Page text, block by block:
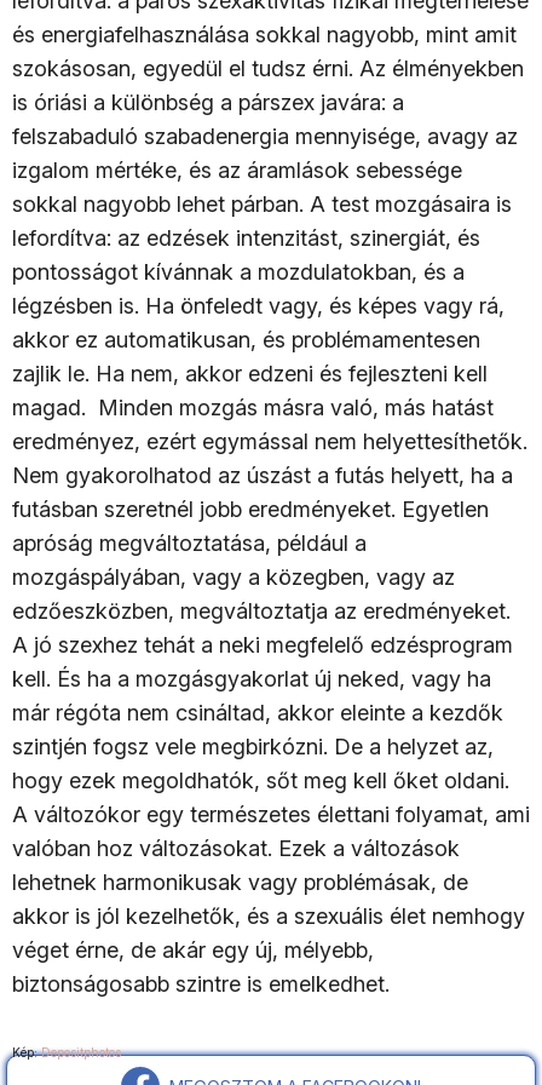
és energiafelhasználása sokkal nagyobb, mint amit
szokásosan, egyedül el tudsz érni. Az élményekben
is óriási a különbség a párszex javára: a
felszabaduló szabadenergia mennyisége, avagy az
izgalom mértéke, és az áramlások sebessége
sokkal nagyobb lehet párban. A test mozgásaira is
lefordítva: az edzések intenzitást, szinergiát, és
pontosságot kívánnak a mozdulatokban, és a
légzésben is. Ha önfeledt vagy, és képes vagy rá,
akkor ez automatikusan, és problémamentesen
zajlik le. Ha nem, akkor edzeni és fejleszteni kell
magad. Minden mozgás másra való, más hatást
eredményez, ezért egymással nem helyettesíthetők.
Nem gyakorolhatod az úszást a futás helyett, ha a
futásban szeretnél jobb eredményeket. Egyetlen
apróság megváltoztatása, például a
mozgáspályában, vagy a közegben, vagy az
edzőeszközben, megváltoztatja az eredményeket.
A jó szexhez tehát a neki megfelelő edzésprogram
kell. És ha a mozgásgyakorlat új neked, vagy ha
már régóta nem csináltad, akkor eleinte a kezdők
szintjén fogsz vele megbirkózni. De a helyzet az,
hogy ezek megoldhatók, sőt meg kell őket oldani.
A változókor egy természetes élettani folyamat, ami
valóban hoz változásokat. Ezek a változások
lehetnek harmonikusak vagy problémásak, de
akkor is jól kezelhetők, és a szexuális élet nemhogy
véget érne, de akár egy új, mélyebb,
biztonságosabb szintre is emelkedhet.
Kép:Depositphotos